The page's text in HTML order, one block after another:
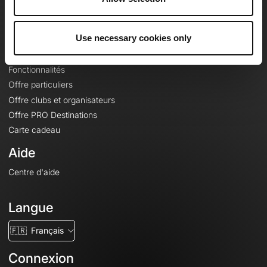
Use necessary cookies only
Le Mag'
Fonds de cartes topographiques
Fonctionnalités
Offre particuliers
Offre clubs et organisateurs
Offre PRO Destinations
Carte cadeau
Aide
Centre d'aide
Langue
🇫🇷 Français
Connexion